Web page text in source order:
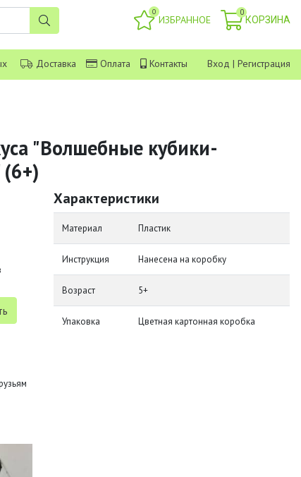
0
ИЗБРАННОЕ
0
КОРЗИНА
Доставка Оплата Контакты Вход | Регистрация
"Волшебные кубики-
Характеристики
Материал Пластик
Инструкция Нанесена на коробку
Возраст 5+
Упаковка Цветная картонная коробка